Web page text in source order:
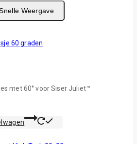
Weergave
60 graden
met 60° voor Siser Juliet™